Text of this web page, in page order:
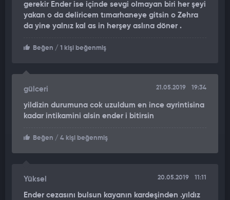
gerekir Ender ise içinde sevgi olmayan biri her şeyi
yakan o da deliricem tımarhaneye gitsin o Zehra
da yine yalnız kal as in herşey aslına döner .
Beğen / 1 kişi beğenmiş
gülceri 21.05.2019 19:34
yildizin durumuna cok uzuldum en ince ayrintisina
kadar intikamini alsin ender i bitirsin
Beğen / 4 kişi beğenmiş
Yüksel 20.05.2019 11:11
Ender cezasını bulsun kayanın kardeşinden .yıldız